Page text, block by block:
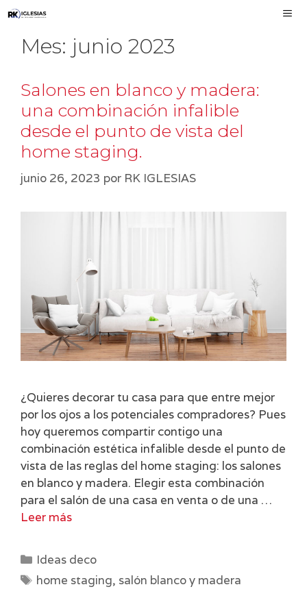
Saltar
contenido
Mes: junio 2023
Salones en blanco y madera:
una combinación infalible
desde el punto de vista del
home staging.
junio 26, 2023 por RK IGLESIAS
¿Quieres decorar tu casa para que entre mejor
por los ojos a los potenciales compradores? Pues
hoy queremos compartir contigo una
combinación estética infalible desde el punto de
vista de las reglas del home staging: los salones
en blanco y madera. Elegir esta combinación
para el salón de una casa en venta o de una …
Leer más
Categorías
Ideas deco
Etiquetas
home staging, salón blanco y madera